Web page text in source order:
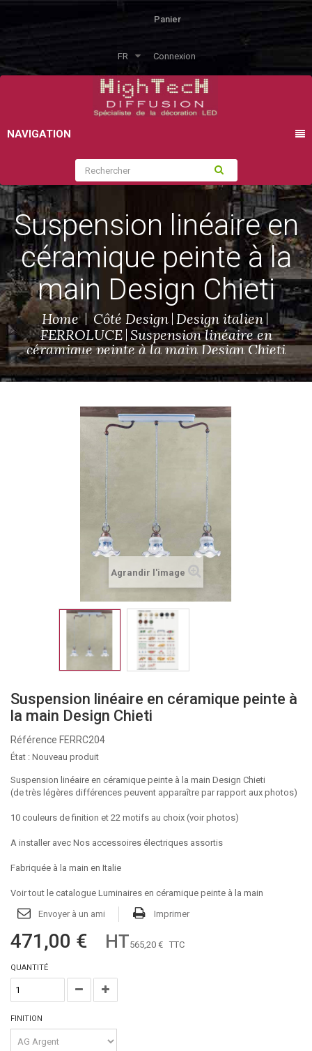
Panier
FR Connexion
NAVIGATION
Suspension linéaire en
céramique peinte à la
main Design Chieti
Home Côté Design Design italien
FERROLUCE Suspension linéaire en
céramique peinte à la main Design Chieti
Agrandir l'image
Suspension linéaire en céramique peinte à
la main Design Chieti
Référence FERRC204
État : Nouveau produit
Suspension linéaire en céramique peinte à la main Design Chieti
(de très légères différences peuvent apparaître par rapport aux photos)
10 couleurs de finition et 22 motifs au choix (voir photos)
A installer avec Nos accessoires électriques assortis
Fabriquée à la main en Italie
Voir tout le catalogue Luminaires en céramique peinte à la main
Envoyer à un ami
Imprimer
471,00 € HT565,20 € TTC
QUANTITÉ
FINITION